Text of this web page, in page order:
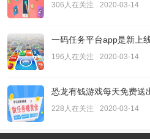
306人在关注 2020-03-14
一码任务平台app是新上
196人在关注 2020-03-14
恐龙有钱游戏每天免费送
228人在关注 2020-03-14